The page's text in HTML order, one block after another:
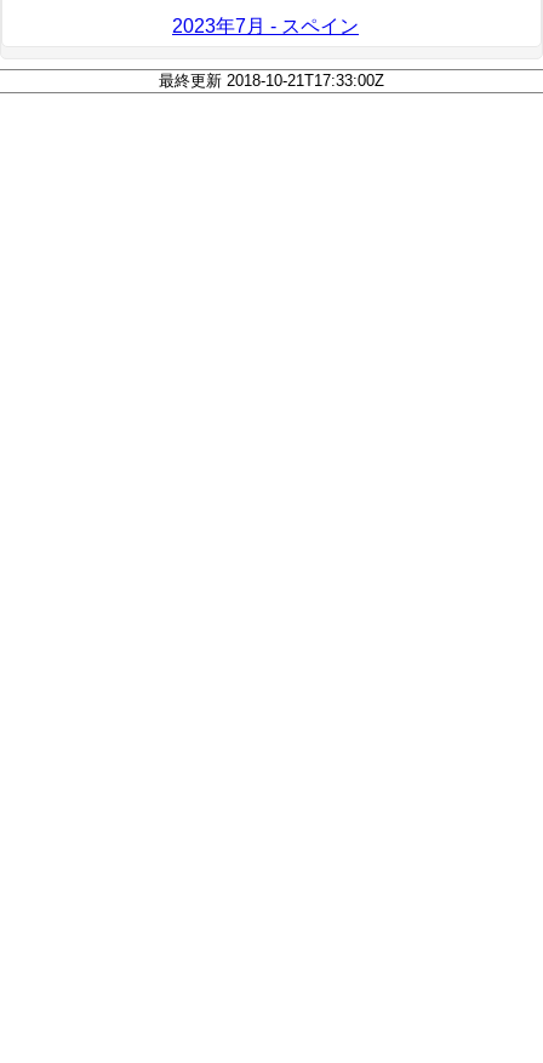
2023年7月 - スペイン
最終更新 2018-10-21T17:33:00Z